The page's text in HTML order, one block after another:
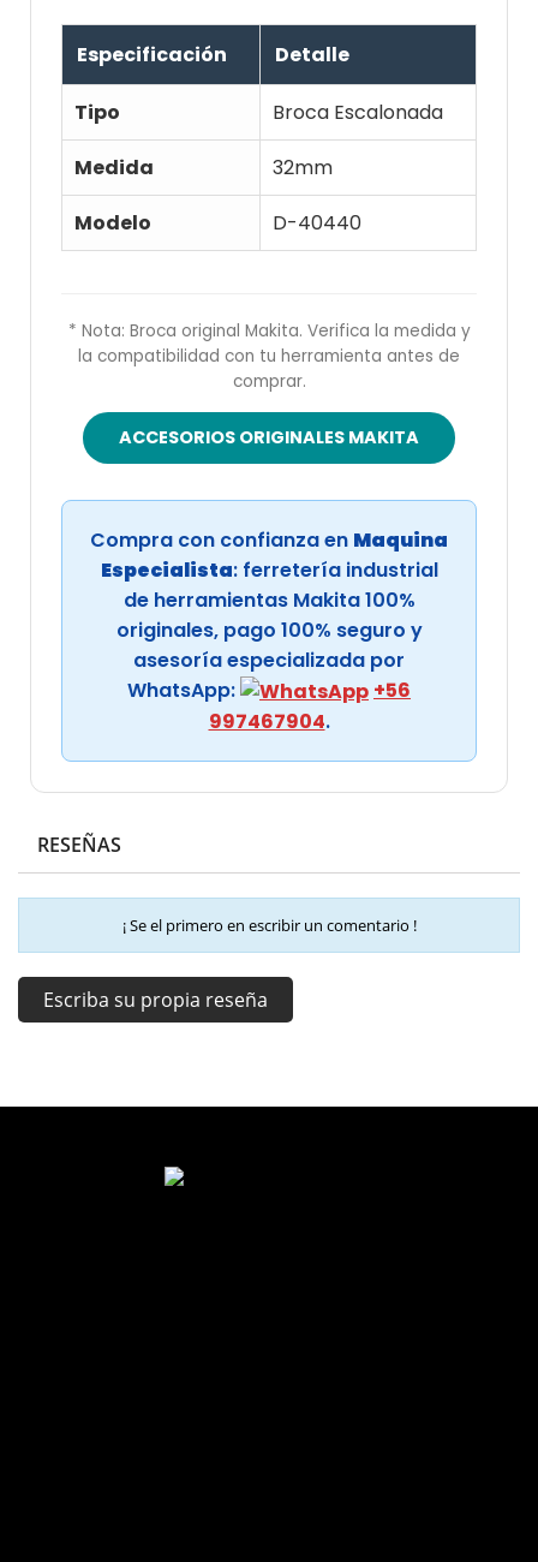
Especificación Detalle
Tipo
Broca Escalonada
Medida
32mm
Modelo
D-40440
* Nota: Broca original Makita. Verifica la medida y
la compatibilidad con tu herramienta antes de
comprar.
ACCESORIOS ORIGINALES MAKITA
Compra con confianza en Maquina
Especialista: ferretería industrial
de herramientas Makita 100%
originales, pago 100% seguro y
asesoría especializada por
WhatsApp:
+56
997467904.
RESEÑAS
¡ Se el primero en escribir un comentario !
Escriba su propia reseña